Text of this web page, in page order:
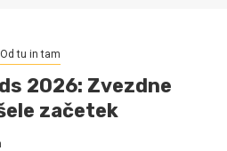
Od tu in tam
2026: Zvezdne
začetek